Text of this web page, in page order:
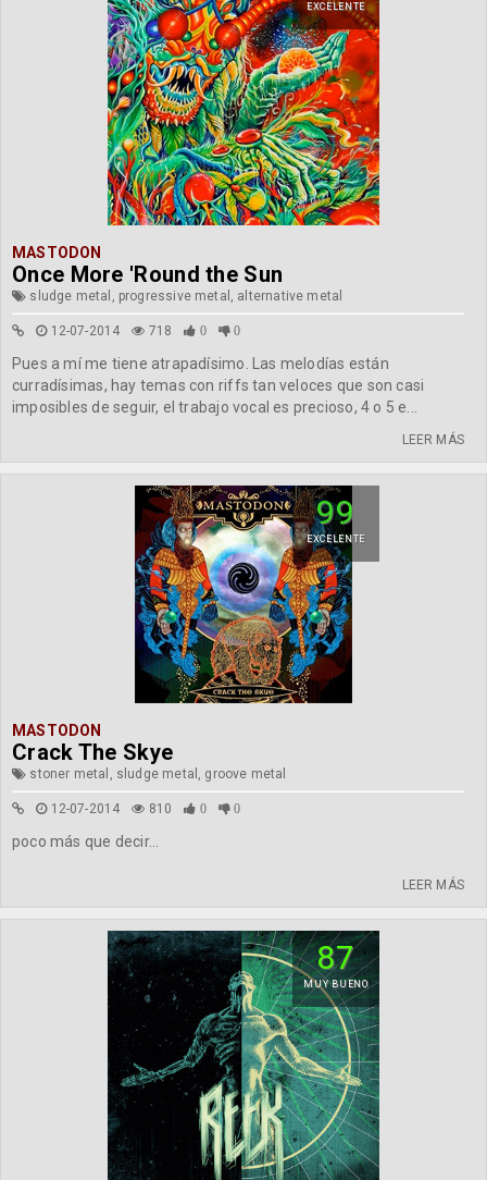
EXCELENTE
MASTODON
Once More 'Round the Sun
sludge metal, progressive metal, alternative metal
12-07-2014 718 0 0
Pues a mí me tiene atrapadísimo. Las melodías están
curradísimas, hay temas con riffs tan veloces que son casi
imposibles de seguir, el trabajo vocal es precioso, 4 o 5 e...
LEER MÁS
99
EXCELENTE
MASTODON
Crack The Skye
stoner metal, sludge metal, groove metal
12-07-2014 810 0 0
poco más que decir...
LEER MÁS
87
MUY BUENO